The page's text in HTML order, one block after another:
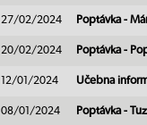
27/02/2024 Poptávka -
20/02/2024 Poptávka -
12/01/2024 Učebna
08/01/2024 Poptávka -